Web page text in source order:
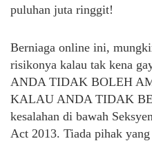
puluhan juta ringgit!
Berniaga online ini,
risikonya kalau tak kena
ANDA TIDAK BOLEH
KALAU ANDA TIDAK
kesalahan di bawah
Act 2013. Tiada pihak